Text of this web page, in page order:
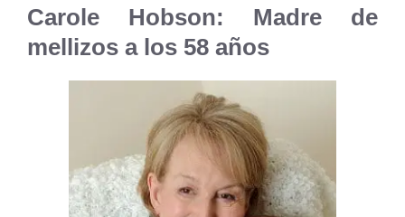
Carole Hobson: Madre de
mellizos a los 58 años